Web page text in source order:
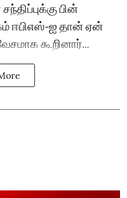
பின்
ஈபிஎஸ்-ஐ தான் ஏன்
கூறினார்...